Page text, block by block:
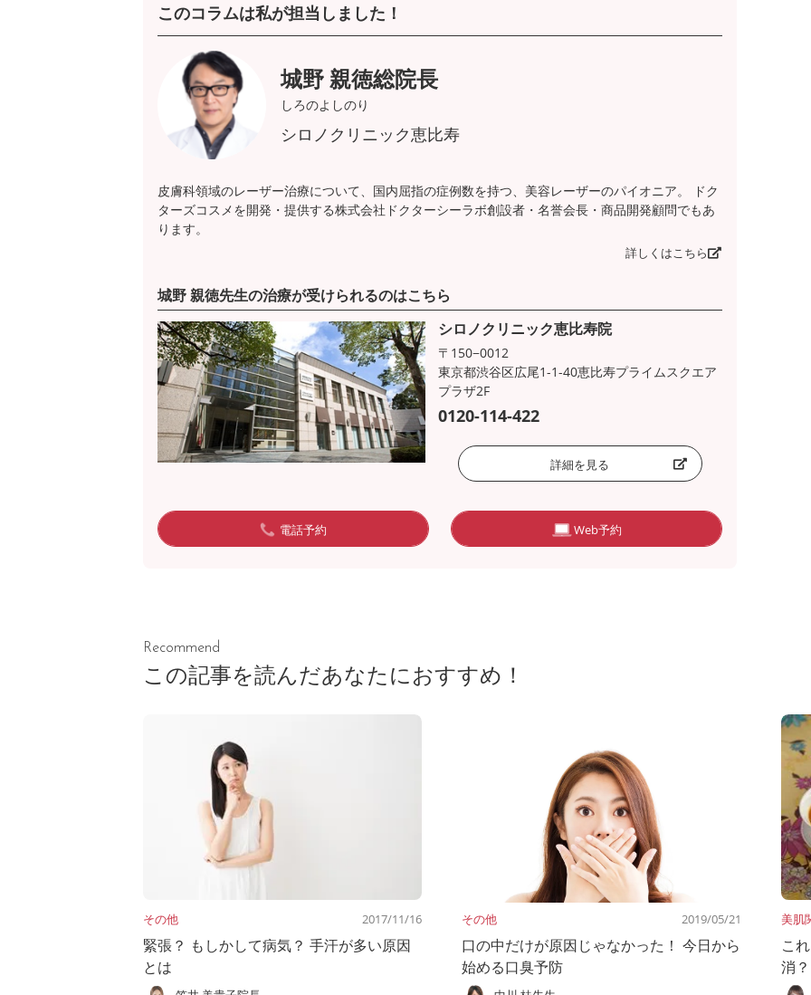
このコラムは私が担当しました！
城野 親徳総院長
しろのよしのり
シロノクリニック恵比寿
皮膚科領域のレーザー治療について、国内屈指の症例数を持つ、美容レーザーのパイオニア。 ドク
ターズコスメを開発・提供する株式会社ドクターシーラボ創設者・名誉会長・商品開発顧問でもあ
ります。
詳しくはこちら
城野 親徳先生の治療が受けられるのはこちら
シロノクリニック恵比寿院
〒150−0012
東京都渋谷区広尾1-1-40恵比寿プライムスクエア
プラザ2F
0120-114-422
詳細を見る
電話予約 Web予約
Recommend
この記事を読んだあなたにおすすめ！
その他 2017/11/16
緊張？ もしかして病気？ 手汗が多い原因
とは
その他 2019/05/21
口の中だけが原因じゃなかった！ 今日から
始める口臭予防
美肌
こ
消？